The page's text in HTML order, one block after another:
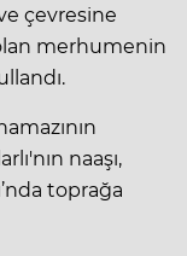
çevresine
merhumenin
naaşı,
toprağa